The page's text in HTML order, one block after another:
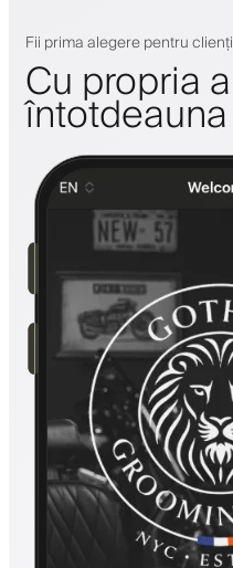
Fii prima alegere pentru
Cu propria